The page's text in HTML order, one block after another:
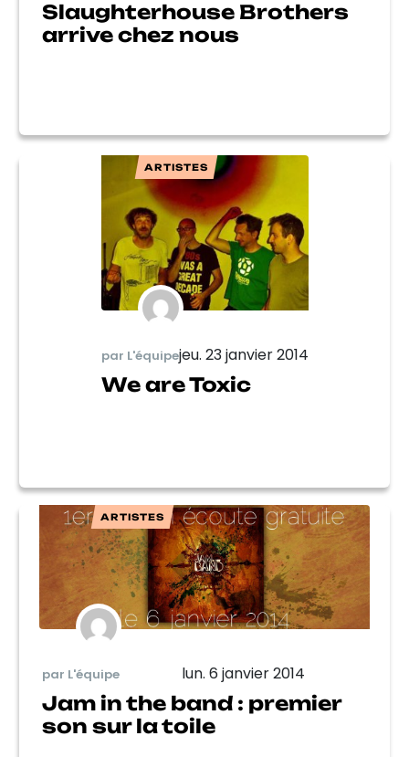
Slaughterhouse Brothers
arrive chez nous
ARTISTES
par L'équipejeu. 23 janvier 2014
We are Toxic
ARTISTES
par L'équipe lun. 6 janvier 2014
Jam in the band : premier
son sur la toile